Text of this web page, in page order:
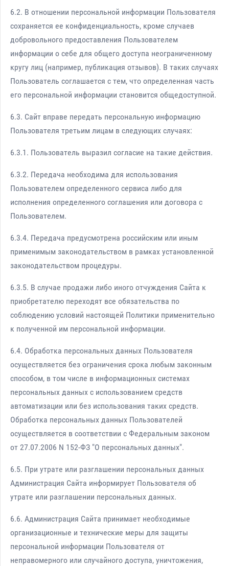
6.2. В отношении персональной информации Пользователя
сохраняется ее конфиденциальность, кроме случаев
добровольного предоставления Пользователем
информации о себе для общего доступа неограниченному
кругу лиц (например, публикация отзывов). В таких случаях
Пользователь соглашается с тем, что определенная часть
его персональной информации становится общедоступной.
6.3. Сайт вправе передать персональную информацию
Пользователя третьим лицам в следующих случаях:
6.3.1. Пользователь выразил согласие на такие действия.
6.3.2. Передача необходима для использования
Пользователем определенного сервиса либо для
исполнения определенного соглашения или договора с
Пользователем.
6.3.4. Передача предусмотрена российским или иным
применимым законодательством в рамках установленной
законодательством процедуры.
6.3.5. В случае продажи либо иного отчуждения Сайта к
приобретателю переходят все обязательства по
соблюдению условий настоящей Политики применительно
к полученной им персональной информации.
6.4. Обработка персональных данных Пользователя
осуществляется без ограничения срока любым законным
способом, в том числе в информационных системах
персональных данных с использованием средств
автоматизации или без использования таких средств.
Обработка персональных данных Пользователей
осуществляется в соответствии с Федеральным законом
от 27.07.2006 N 152-ФЗ "О персональных данных".
6.5. При утрате или разглашении персональных данных
Администрация Сайта информирует Пользователя об
утрате или разглашении персональных данных.
6.6. Администрация Сайта принимает необходимые
организационные и технические меры для защиты
персональной информации Пользователя от
неправомерного или случайного доступа, уничтожения,